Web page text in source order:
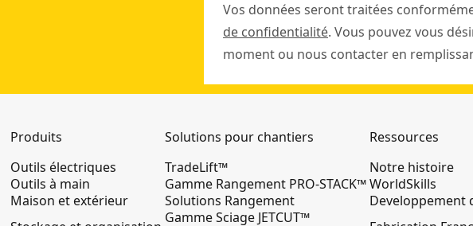
Vos données seront traitées
de confidentialité. Vous pouvez vous
moment ou nous contacter en
Produits
Outils électriques
Outils à main
Maison et extérieur
Solutions pour chantiers
TradeLift™
Gamme Rangement PRO-STACK™
Solutions Rangement
Gamme Sciage JETCUT™
Ressources
Notre histoire
WorldSkills
Developpement